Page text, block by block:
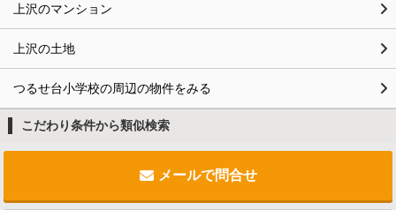
上沢のマンション
上沢の土地
つるせ台小学校の周辺の物件をみる
こだわり条件から類似検索
メールで問合せ